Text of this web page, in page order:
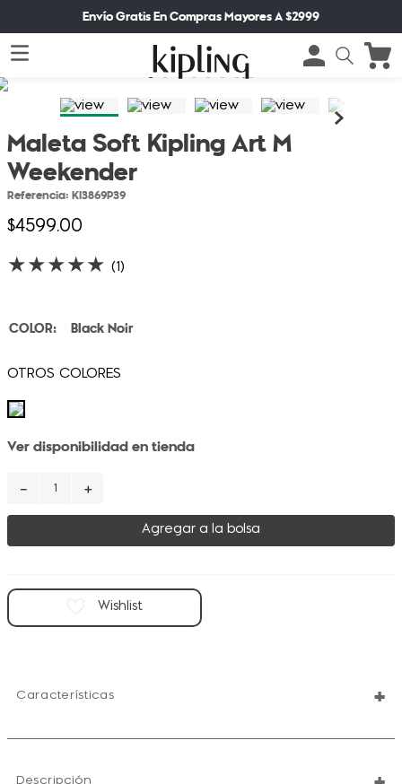
Envío Gratis En Compras Mayores A $2999
Maleta Soft Kipling Art M
Weekender
Referencia: KI3869P39
$4599.00
★★★★★ (1)
Black Noir
Ver disponibilidad en tienda
＋
－
Agregar a la bolsa
Características +
Descripción